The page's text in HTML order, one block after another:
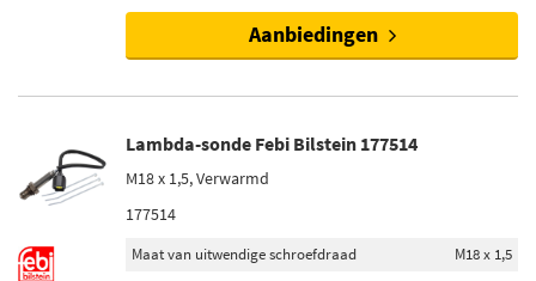
Aanbiedingen
Lambda-sonde Febi Bilstein 177514
M18 x 1,5, Verwarmd
177514
Maat van uitwendige schroefdraad
M18 x 1,5